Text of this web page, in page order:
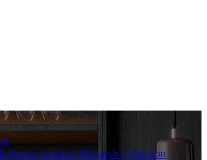
Bronze sudoper Monarch Collection